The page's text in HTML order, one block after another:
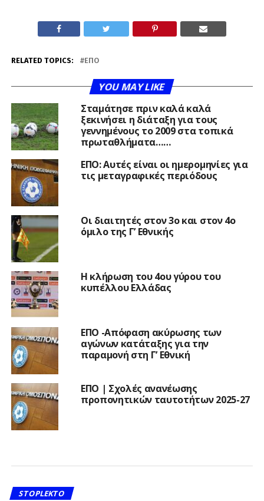
RELATED TOPICS: ΕΠΟ
YOU MAY LIKE
Σταμάτησε πριν καλά καλά
ξεκινήσει η διάταξη για τους
γεννημένους το 2009 στα τοπικά
πρωταθλήματα……
ΕΠΟ: Αυτές είναι οι ημερομηνίες για
τις μεταγραφικές περιόδους
Οι διαιτητές στον 3ο και στον 4ο
όμιλο της Γ’ Εθνικής
Η κλήρωση του 4ου γύρου του
κυπέλλου Ελλάδας
ΕΠΟ -Απόφαση ακύρωσης των
αγώνων κατάταξης για την
παραμονή στη Γ’ Εθνική
ΕΠΟ | Σχολές ανανέωσης
προπονητικών ταυτοτήτων 2025-27
STOPLEKTO